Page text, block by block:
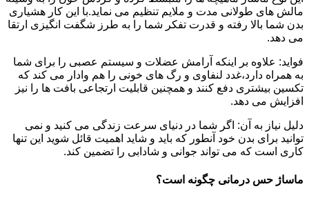
مالش های طولانی مدت و ملایم تنظیم می نماید.با این کار هشیاری
بدن شما بالا رفته و قدرت تفکر شما را به طرز شگفت انگیزی ارتقا
می دهد.
فواید: علاوه بر اینکه آرامش عضلات و سیستم عصبی را برای شما
به همراه دارد،غدد لنفاوی و رگ های خونی را هم وادار می کند که
تکسین بیشتری دفع کنند و همچنین قابلیت ارتجاعی بافت ها را نیز
افزایش می دهد.
دلیل نیاز به آن: اگر شما در دنیای سرعت زندگی می کنید و نمی
توانید برای بدن خود آنطور که باید و شاید اهمیت قائل شوید این تنها
کاری است که می تواند جوانی و شادابی را تضمین کند.
ماساژ حس درمانی چگونه است؟